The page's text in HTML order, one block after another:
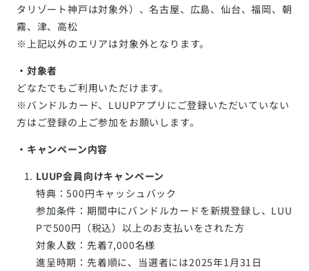
タリゾート神戸は対象外）、名古屋、広島、仙台、福岡、朝
霧、津、高松
※上記以外のエリアは対象外となります。
・対象者
どなたでもご利用いただけます。
※バンドルカード、LUUPアプリにご登録いただいていない
方はご登録の上ご参加をお願いします。
・キャンペーン内容
LUUP会員向けキャンペーン
特典：500円キャッシュバック
参加条件：期間中にバンドルカードを新規登録し、LUU
Pで500円（税込）以上のお支払いをされた方
対象人数：先着7,000名様
進呈時期：先着順に、当選者には2025年1月31日